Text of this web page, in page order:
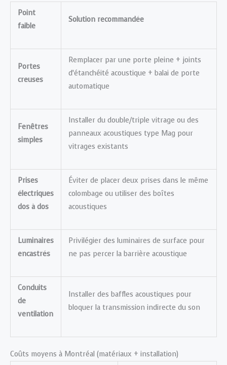
Point
faible
Solution recommandée
Portes
creuses
Remplacer par une porte pleine + joints
d’étanchéité acoustique + balai de porte
automatique
Fenêtres
simples
Installer du double/triple vitrage ou des
panneaux acoustiques type Mag pour
vitrages existants
Prises
électriques
dos à dos
Éviter de placer deux prises dans le même
colombage ou utiliser des boîtes
acoustiques
Luminaires
encastrés
Privilégier des luminaires de surface pour
ne pas percer la barrière acoustique
Conduits
de
ventilation
Installer des baffles acoustiques pour
bloquer la transmission indirecte du son
Coûts moyens à Montréal (matériaux + installation)